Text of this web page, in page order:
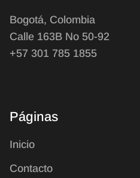
Bogotá, Colombia
Calle 163B No 50-92
+57 301 785 1855
Páginas
Inicio
Contacto